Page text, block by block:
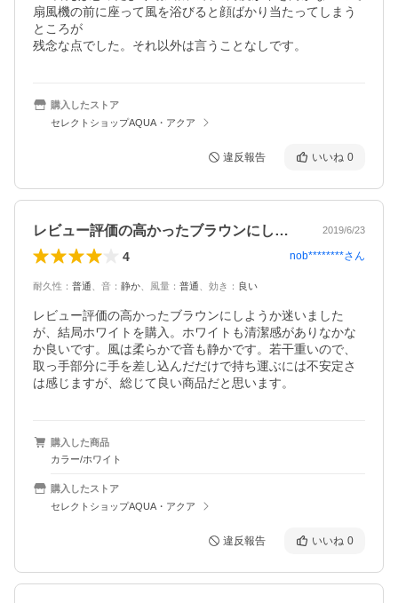
扇風機の前に座って風を浴びると顔ばかり当たってしまう
ところが
残念な点でした。それ以外は言うことなしです。
購入したストア
セレクトショップAQUA・アクア
違反報告 いいね 0
レビュー評価の高かったブラウンにしよう… 2019/6/23
4 nob********さん
耐久性 ： 普通 音 ： 静か 風量 ： 普通 効き ： 良い
レビュー評価の高かったブラウンにしようか迷いました
が、結局ホワイトを購入。ホワイトも清潔感がありなかな
か良いです。風は柔らかで音も静かです。若干重いので、
取っ手部分に手を差し込んだだけで持ち運ぶには不安定さ
は感じますが、総じて良い商品だと思います。
購入した商品
カラー/ホワイト
購入したストア
セレクトショップAQUA・アクア
違反報告 いいね 0